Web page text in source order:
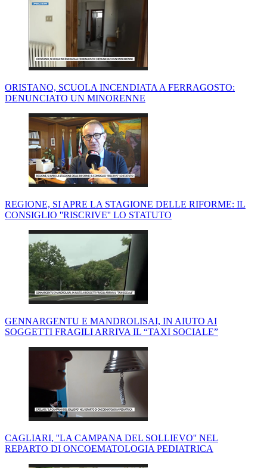
ORISTANO, SCUOLA INCENDIATA A FERRAGOSTO:
DENUNCIATO UN MINORENNE
REGIONE, SI APRE LA STAGIONE DELLE RIFORME: IL
CONSIGLIO ''RISCRIVE'' LO STATUTO
GENNARGENTU E MANDROLISAI, IN AIUTO AI
SOGGETTI FRAGILI ARRIVA IL “TAXI SOCIALE”
CAGLIARI, ''LA CAMPANA DEL SOLLIEVO'' NEL
REPARTO DI ONCOEMATOLOGIA PEDIATRICA